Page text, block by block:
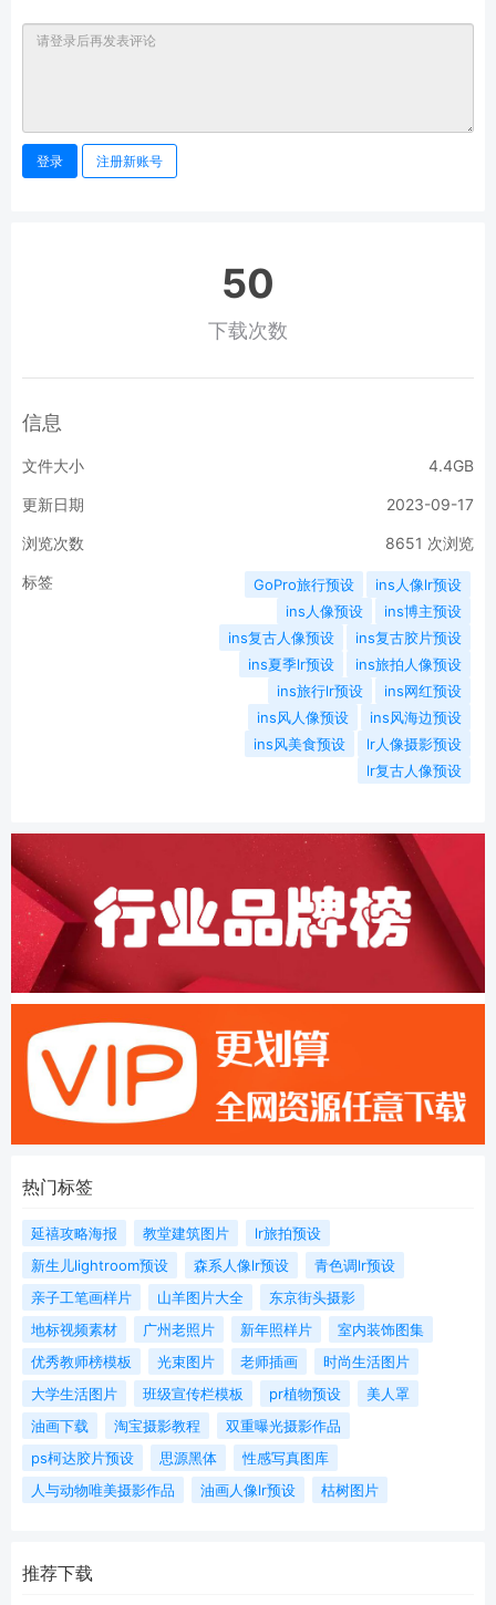
登录 注册新账号
50
下载次数
信息
文件大小 4.4GB
更新日期 2023-09-17
浏览次数 8651 次浏览
标签 GoPro旅行预设
ins人像lr预设
ins人像预设
ins博主预设
ins复古人像预设
ins复古胶片预设
ins夏季lr预设
ins旅拍人像预设
ins旅行lr预设
ins网红预设
ins风人像预设
ins风海边预设
ins风美食预设
lr人像摄影预设
lr复古人像预设
热门标签
延禧攻略海报 教堂建筑图片
lr旅拍预设
新生儿lightroom预设
森系人像lr预设
青色调lr预设
亲子工笔画样片
山羊图片大全
东京街头摄影
地标视频素材
广州老照片 新年照样片
室内装饰图集
优秀教师榜模板
光束图片 老师插画
时尚生活图片
大学生活图片
班级宣传栏模板 pr植物预设
美人罩
油画下载
淘宝摄影教程
双重曝光摄影作品
ps柯达胶片预设
思源黑体
性感写真图库
人与动物唯美摄影作品
油画人像lr预设 枯树图片
推荐下载